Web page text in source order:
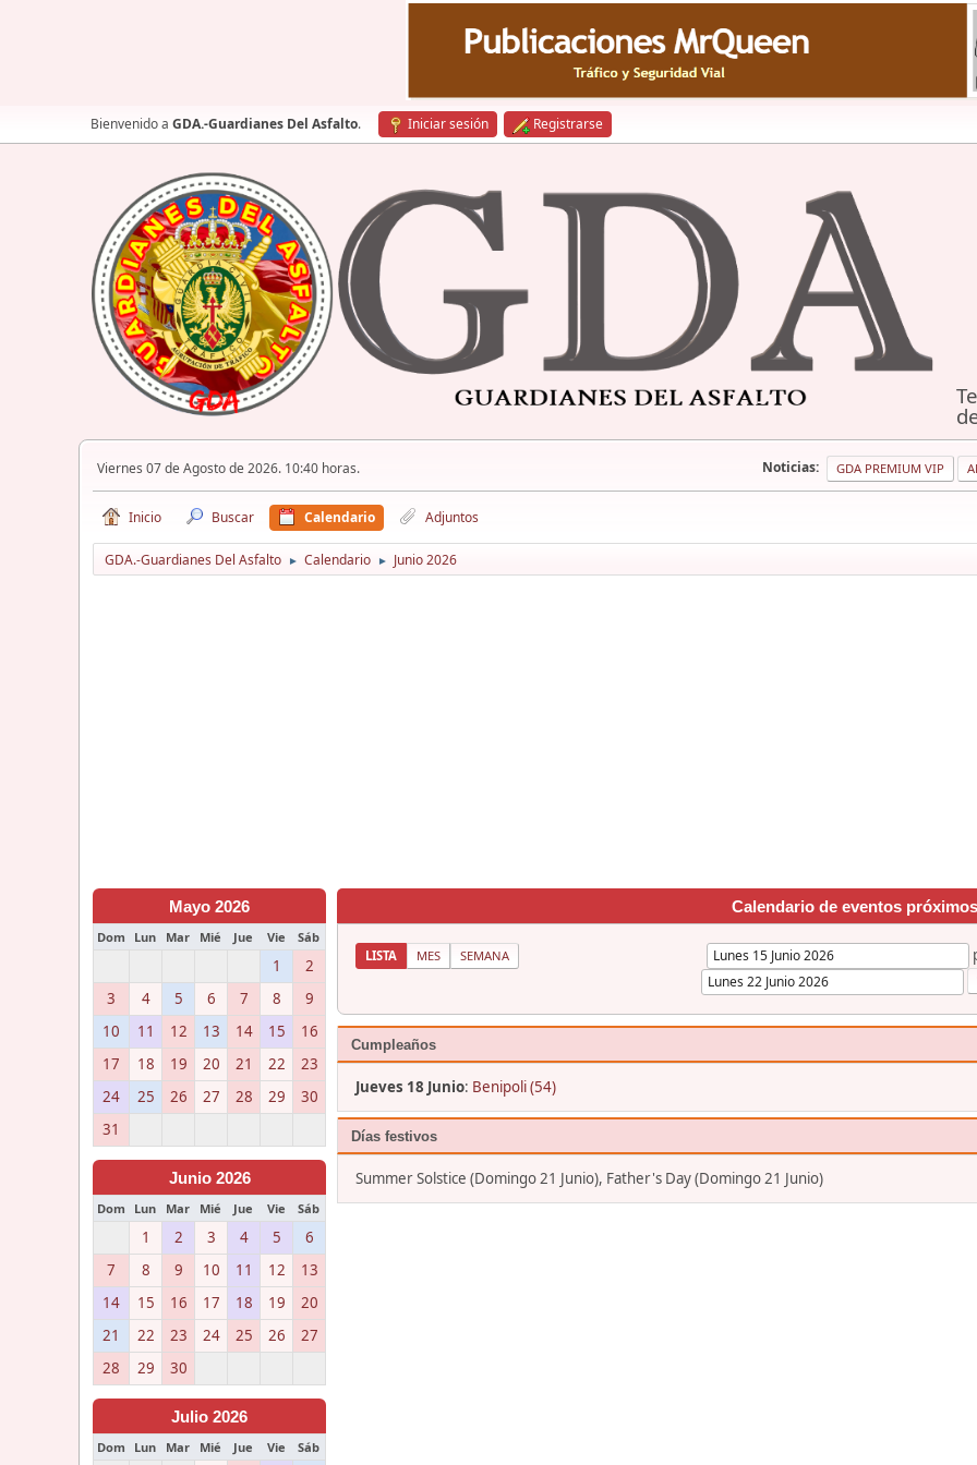
Bienvenido a GDA.-Guardianes Del Asfalto. Iniciar sesión Registrarse
Viernes 07 de Agosto de 2026. 10:40 horas. Noticias: GDA PREMIUM VIP
Inicio Buscar Calendario Adjuntos
GDA.-Guardianes Del Asfalto ► Calendario ► Junio 2026
Mayo 2026
Dom Lun Mar Mié Jue Vie Sáb
1
2
3
4 5 6 7 8
9
10
11 12 13 14 15
16
17
18 19 20 21 22
23
24
25 26 27 28 29
30
31
Junio 2026
Dom Lun Mar Mié Jue Vie Sáb
1 2 3 4 5
6
7
8 9 10 11 12
13
14
15 16 17 18 19
20
21
22 23 24 25 26
27
28
29 30
Julio 2026
Dom Lun Mar Mié Jue Vie Sáb
Calendario de eventos próximos
LISTA MES SEMANA
Cumpleaños
Jueves 18 Junio: Benipoli (54)
Días festivos
Summer Solstice (Domingo 21 Junio), Father's Day (Domingo 21 Junio)